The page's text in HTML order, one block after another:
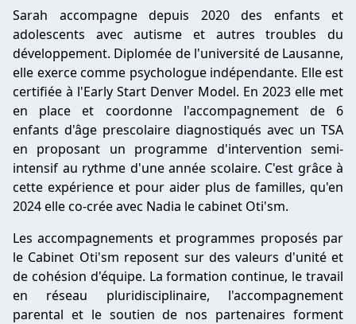
Sarah accompagne depuis 2020 des enfants et
adolescents avec autisme et autres troubles du
développement. Diplomée de l'université de Lausanne,
elle exerce comme psychologue indépendante. Elle est
certifiée à l'Early Start Denver Model. En 2023 elle met
en place et coordonne l'accompagnement de 6
enfants d'âge prescolaire diagnostiqués avec un TSA
en proposant un programme d'intervention semi-
intensif au rythme d'une année scolaire. C'est grâce à
cette expérience et pour aider plus de familles, qu'en
2024 elle co-crée avec Nadia le cabinet Oti'sm.
Les accompagnements et programmes proposés par
le Cabinet Oti'sm reposent sur des valeurs d'unité et
de cohésion d'équipe. La formation continue, le travail
en réseau pluridisciplinaire, l'accompagnement
parental et le soutien de nos partenaires forment